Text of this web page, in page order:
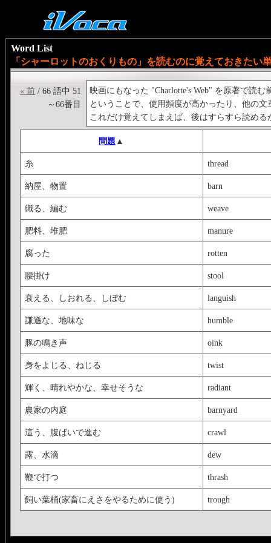
Word List
「シャーロットのおくりもの」を読むのに覚えておきたい
映画にもなった "Charlotte's Web" を原著で読
ということで、使用頻度が高かったり、他の
これだけ覚えてしまえば、後はすらすら読める
« 前 / 66 語中 51
～66番目
問題 ▲
糸 thread
納屋、物置 barn
織る、編む weave
肥料、堆肥 manure
腐った rotten
腰掛け stool
衰える、しおれる、しぼむ languish
謙遜な、地味な humble
豚の鳴き声 oink
身をよじる、ねじる twist
輝く、晴れやかな、幸せそうな radiant
農家の内庭 barnyard
這う、腹ばいで進む crawl
露、水滴 dew
鞭で打つ thrash
飼い葉桶(家畜にえさをやるために使う) trough